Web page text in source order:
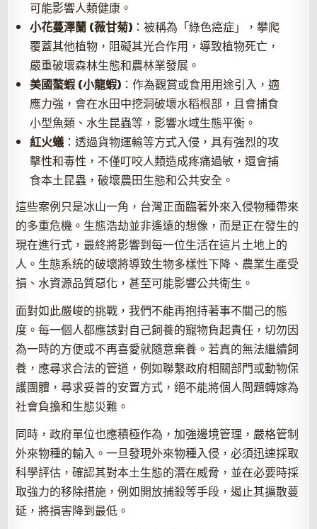
可能影響人類健康。
小花蔓澤蘭 (薇甘菊) ：被稱為「綠色癌症」，攀爬
覆蓋其他植物，阻礙其光合作用，導致植物死亡，
嚴重破壞森林生態和農林業發展。
美國螯蝦 (小龍蝦) ：作為觀賞或食用用途引入，適
應力強，會在水田中挖洞破壞水稻根部，且會捕食
小型魚類、水生昆蟲等，影響水域生態平衡。
紅火蟻 ：透過貨物運輸等方式入侵，具有強烈的攻
擊性和毒性，不僅叮咬人類造成疼痛過敏，還會捕
食本土昆蟲，破壞農田生態和公共安全。
這些案例只是冰山一角，台灣正面臨著外來入侵物種帶來
的多重危機。生態浩劫並非遙遠的想像，而是正在發生的
現在進行式，最終將影響到每一位生活在這片土地上的
人。生態系統的破壞將導致生物多樣性下降、農業生產受
損、水資源品質惡化，甚至可能影響公共衛生。
面對如此嚴峻的挑戰，我們不能再抱持著事不關己的態
度。每一個人都應該對自己飼養的寵物負起責任，切勿因
為一時的方便或不再喜愛就隨意棄養。若真的無法繼續飼
養，應尋求合法的管道，例如聯繫政府相關部門或動物保
護團體，尋求妥善的安置方式，絕不能將個人問題轉嫁為
社會負擔和生態災難。
同時，政府單位也應積極作為，加強邊境管理，嚴格管制
外來物種的輸入。一旦發現外來物種入侵，必須迅速採取
科學評估，確認其對本土生態的潛在威脅，並在必要時採
取強力的移除措施，例如開放捕殺等手段，遏止其擴散蔓
延，將損害降到最低。